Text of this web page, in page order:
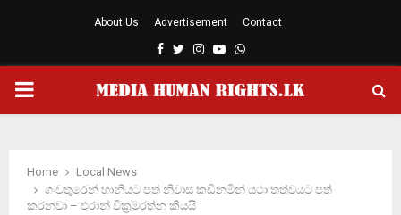
About Us Advertisement Contact
Facebook
TwitterInstagram
YoutubeWhatsapp
PRIMARY
Home
Local News
ගංවතුරෙන් හානියට පත් නිවාස කඩිනමින් යථා තත්වයට පත්
කරනවා – එරාන් වික‍්‍රමරත්න කියයි